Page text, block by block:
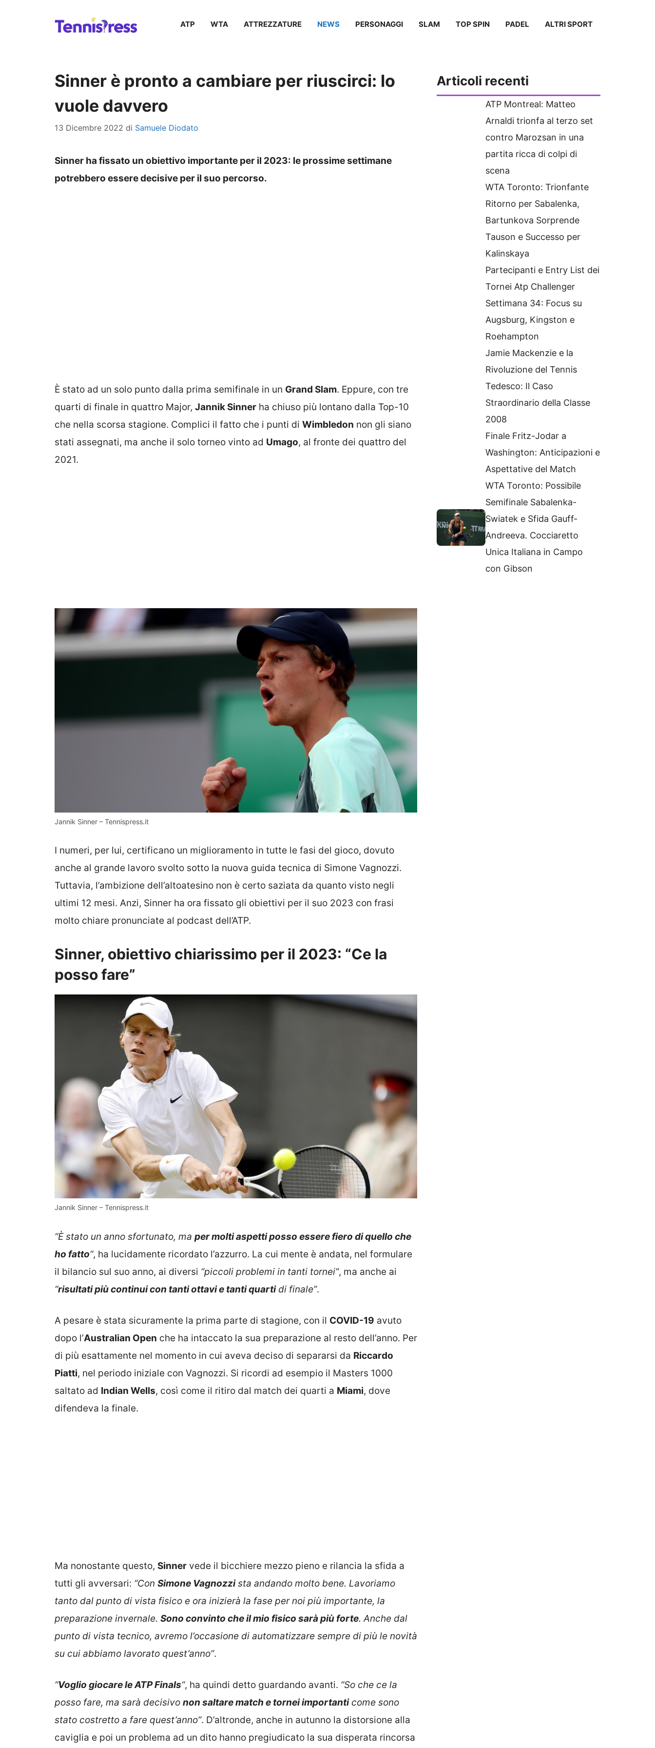
ATP WTA ATTREZZATURE NEWS PERSONAGGI SLAM TOP SPIN PADEL ALTRI SPORT
Sinner è pronto a cambiare per riuscirci: lo
vuole davvero
13 Dicembre 2022 di Samuele Diodato
Sinner ha fissato un obiettivo importante per il 2023: le prossime settimane
potrebbero essere decisive per il suo percorso.
È stato ad un solo punto dalla prima semifinale in un Grand Slam. Eppure, con tre
quarti di finale in quattro Major, Jannik Sinner ha chiuso più lontano dalla Top-10
che nella scorsa stagione. Complici il fatto che i punti di Wimbledon non gli siano
stati assegnati, ma anche il solo torneo vinto ad Umago, al fronte dei quattro del
2021.
Jannik Sinner – Tennispress.it
I numeri, per lui, certificano un miglioramento in tutte le fasi del gioco, dovuto
anche al grande lavoro svolto sotto la nuova guida tecnica di Simone Vagnozzi.
Tuttavia, l’ambizione dell’altoatesino non è certo saziata da quanto visto negli
ultimi 12 mesi. Anzi, Sinner ha ora fissato gli obiettivi per il suo 2023 con frasi
molto chiare pronunciate al podcast dell’ATP.
Sinner, obiettivo chiarissimo per il 2023: “Ce la
posso fare”
Jannik Sinner – Tennispress.it
“È stato un anno sfortunato, ma per molti aspetti posso essere fiero di quello che
ho fatto“, ha lucidamente ricordato l’azzurro. La cui mente è andata, nel formulare
il bilancio sul suo anno, ai diversi “piccoli problemi in tanti tornei”, ma anche ai
“risultati più continui con tanti ottavi e tanti quartidi finale”.
A pesare è stata sicuramente la prima parte di stagione, con il COVID-19 avuto
dopo l’Australian Open che ha intaccato la sua preparazione al resto dell’anno. Per
di più esattamente nel momento in cui aveva deciso di separarsi da Riccardo
Piatti, nel periodo iniziale con Vagnozzi. Si ricordi ad esempio il Masters 1000
saltato ad Indian Wells, così come il ritiro dal match dei quarti a Miami, dove
difendeva la finale.
Ma nonostante questo, Sinner vede il bicchiere mezzo pieno e rilancia la sfida a
tutti gli avversari: “Con Simone Vagnozzista andando molto bene. Lavoriamo
tanto dal punto di vista fisico e ora inizierà la fase per noi più importante, la
preparazione invernale. Sono convinto che il mio fisico sarà più forte. Anche dal
punto di vista tecnico, avremo l’occasione di automatizzare sempre di più le novità
su cui abbiamo lavorato quest’anno”.
“Voglio giocare le ATP Finals“, ha quindi detto guardando avanti. “So che ce la
posso fare, ma sarà decisivo non saltare match e tornei importanticome sono
stato costretto a fare quest’anno”. D’altronde, anche in autunno la distorsione alla
caviglia e poi un problema ad un dito hanno pregiudicato la sua disperata rincorsa
Articoli recenti
ATP Montreal: Matteo
Arnaldi trionfa al terzo set
contro Marozsan in una
partita ricca di colpi di
scena
WTA Toronto: Trionfante
Ritorno per Sabalenka,
Bartunkova Sorprende
Tauson e Successo per
Kalinskaya
Partecipanti e Entry List dei
Tornei Atp Challenger
Settimana 34: Focus su
Augsburg, Kingston e
Roehampton
Jamie Mackenzie e la
Rivoluzione del Tennis
Tedesco: Il Caso
Straordinario della Classe
2008
Finale Fritz-Jodar a
Washington: Anticipazioni e
Aspettative del Match
WTA Toronto: Possibile
Semifinale Sabalenka-
Swiatek e Sfida Gauff-
Andreeva. Cocciaretto
Unica Italiana in Campo
con Gibson